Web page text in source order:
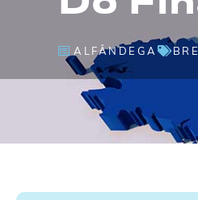
ALFÂNDEGA